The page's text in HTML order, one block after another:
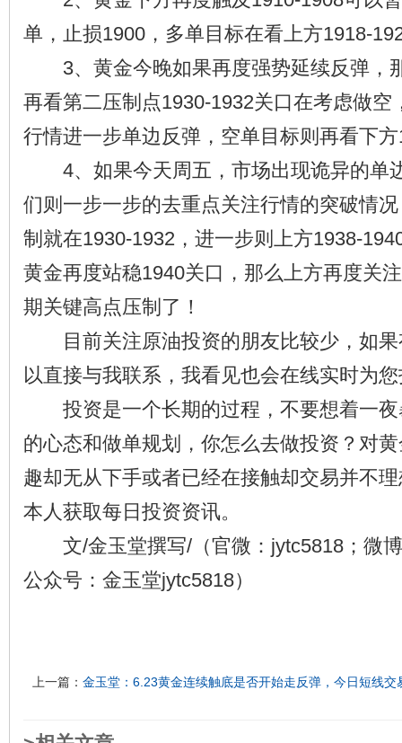
单，止损1900，多单目标在看上方1918-
3、黄金今晚如果再度强势延续反弹，
再看第二压制点1930-1932关口在考虑做空
行情进一步单边反弹，空单目标则再看下
4、如果今天周五，市场出现诡异的单
们则一步一步的去重点关注行情的突破情
制就在1930-1932，进一步则上方1938-
黄金再度站稳1940关口，那么上方再度关
期关键高点压制了！
目前关注原油投资的朋友比较少，如果
以直接与我联系，我看见也会在线实时为
投资是一个长期的过程，不要想着一夜
的心态和做单规划，你怎么去做投资？对
趣却无从下手或者已经在接触却交易并不
本人获取每日投资资讯。
文/金玉堂撰写/（官微：jytc5818；微博
公众号：金玉堂jytc5818）
上一篇： 金玉堂：6.23黄金连续触底是否开始走反弹，今日短线